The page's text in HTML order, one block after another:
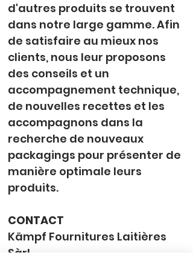
d'autres produits se trouvent
dans notre large gamme. Afin
de satisfaire au mieux nos
clients, nous leur proposons
des conseils et un
accompagnement technique,
de nouvelles recettes et les
accompagnons dans la
recherche de nouveaux
packagings pour présenter de
manière optimale leurs
produits.
CONTACT
Kämpf Fournitures Laitières
Sàrl